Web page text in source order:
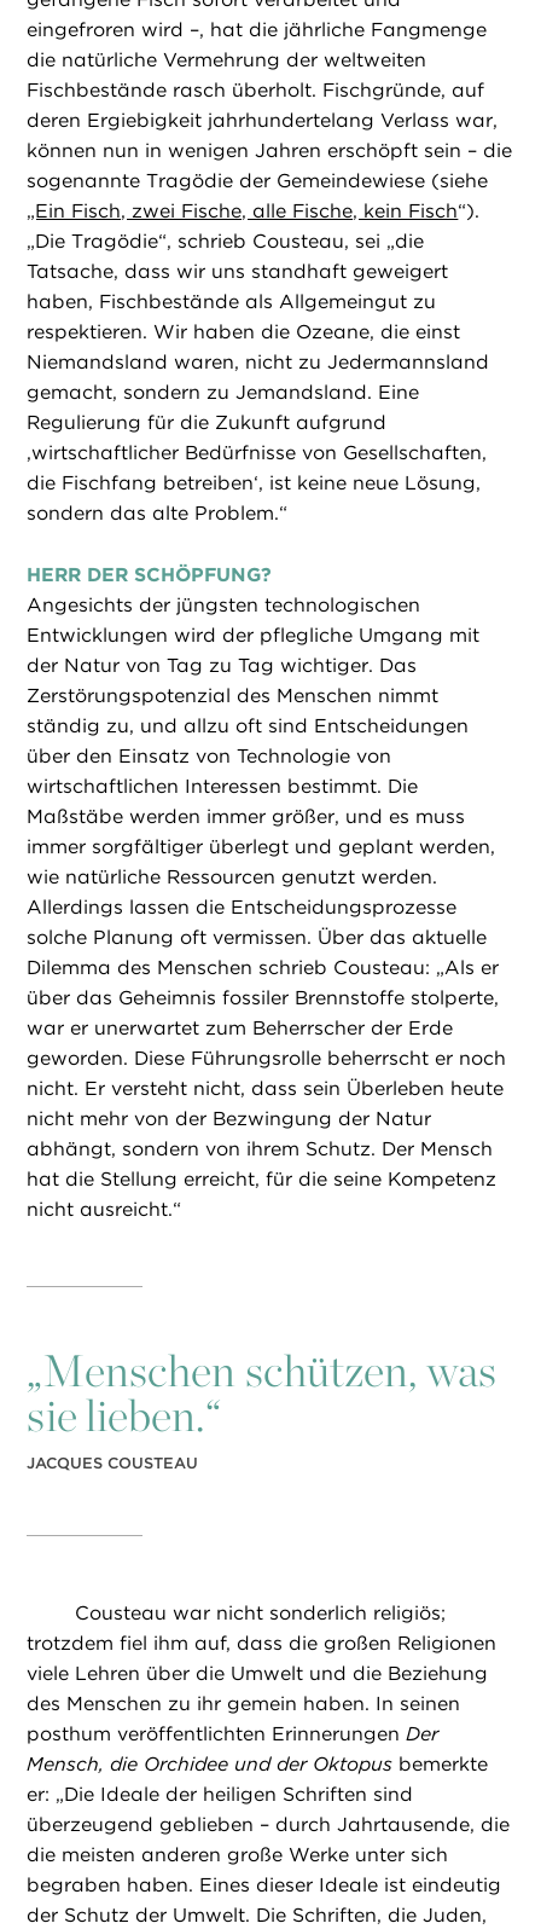
eingefroren wird –, hat die jährliche Fangmenge
die natürliche Vermehrung der weltweiten
Fischbestände rasch überholt. Fischgründe, auf
deren Ergiebigkeit jahrhundertelang Verlass war,
können nun in wenigen Jahren erschöpft sein – die
sogenannte Tragödie der Gemeindewiese (siehe
„Ein Fisch, zwei Fische, alle Fische, kein Fisch“).
„Die Tragödie“, schrieb Cousteau, sei „die
Tatsache, dass wir uns standhaft geweigert
haben, Fischbestände als Allgemeingut zu
respektieren. Wir haben die Ozeane, die einst
Niemandsland waren, nicht zu Jedermannsland
gemacht, sondern zu Jemandsland. Eine
Regulierung für die Zukunft aufgrund
‚wirtschaftlicher Bedürfnisse von Gesellschaften,
die Fischfang betreiben‘, ist keine neue Lösung,
sondern das alte Problem.“
HERR DER SCHÖPFUNG?
Angesichts der jüngsten technologischen
Entwicklungen wird der pflegliche Umgang mit
der Natur von Tag zu Tag wichtiger. Das
Zerstörungspotenzial des Menschen nimmt
ständig zu, und allzu oft sind Entscheidungen
über den Einsatz von Technologie von
wirtschaftlichen Interessen bestimmt. Die
Maßstäbe werden immer größer, und es muss
immer sorgfältiger überlegt und geplant werden,
wie natürliche Ressourcen genutzt werden.
Allerdings lassen die Entscheidungsprozesse
solche Planung oft vermissen. Über das aktuelle
Dilemma des Menschen schrieb Cousteau: „Als er
über das Geheimnis fossiler Brennstoffe stolperte,
war er unerwartet zum Beherrscher der Erde
geworden. Diese Führungsrolle beherrscht er noch
nicht. Er versteht nicht, dass sein Überleben heute
nicht mehr von der Bezwingung der Natur
abhängt, sondern von ihrem Schutz. Der Mensch
hat die Stellung erreicht, für die seine Kompetenz
nicht ausreicht.“
„Menschen schützen, was
sie lieben.“
JACQUES COUSTEAU
Cousteau war nicht sonderlich religiös;
trotzdem fiel ihm auf, dass die großen Religionen
viele Lehren über die Umwelt und die Beziehung
des Menschen zu ihr gemein haben. In seinen
posthum veröffentlichten ErinnerungenDer
Mensch, die Orchidee und der Oktopus bemerkte
er: „Die Ideale der heiligen Schriften sind
überzeugend geblieben – durch Jahrtausende, die
die meisten anderen große Werke unter sich
begraben haben. Eines dieser Ideale ist eindeutig
der Schutz der Umwelt. Die Schriften, die Juden,